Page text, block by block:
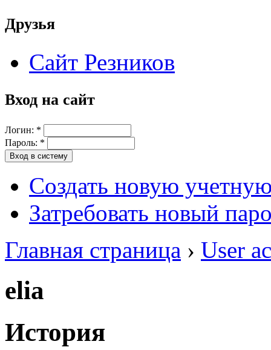
Друзья
Сайт Резников
Вход на сайт
Логин: *
Пароль: *
Создать новую
Затребовать новый
Главная страница › User
elia
История